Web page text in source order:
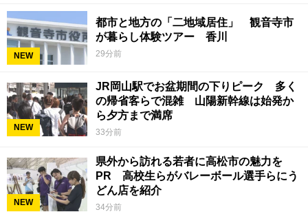
NEW
都市と地方の「二地域居住」 観音寺市
が暮らし体験ツアー 香川
29分前
NEW
JR岡山駅でお盆期間の下りピーク 多く
の帰省客らで混雑 山陽新幹線は始発か
ら夕方まで満席
33分前
NEW
県外から訪れる若者に高松市の魅力を
PR 高校生らがバレーボール選手らにう
どん店を紹介
34分前